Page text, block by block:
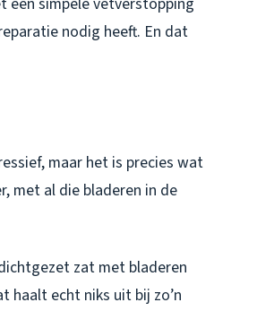
nodig heeft. En dat
maar het is precies wat
met al die bladeren in de
zat met bladeren
haalt echt niks uit bij zo’n